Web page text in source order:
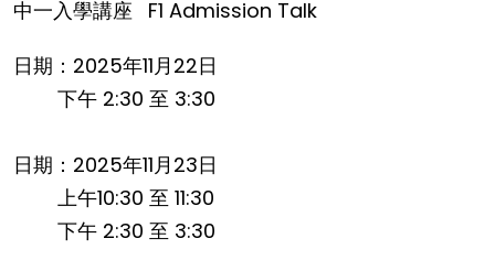
中一入學講座
F1 Admission Talk
日期：2025年11月22日
下午 2:30 至 3:30
日期：2025年11月23日
上午10:30 至 11:30
下午 2:30 至 3:30